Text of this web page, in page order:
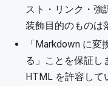
スト・リンク・強
装飾目的のものは
「Markdown に
る」ことを保証し
HTML を許容し